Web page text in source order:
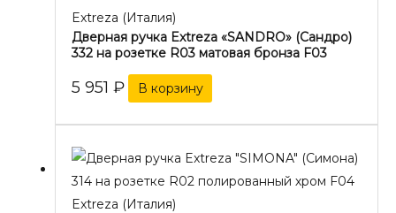
Extreza (Италия)
Дверная ручка Extreza «SANDRO» (Сандро)
332 на розетке R03 матовая бронза F03
5 951 ₽ В корзину
Extreza (Италия)